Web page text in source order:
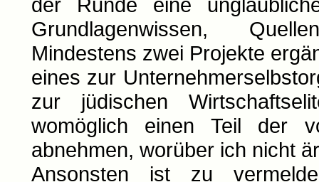
Grundlagenwissen,
Mindestens zwei Projekte
eines zur
zur jüdischen
womöglich einen Teil der
abnehmen, worüber ich nicht
Ansonsten ist zu